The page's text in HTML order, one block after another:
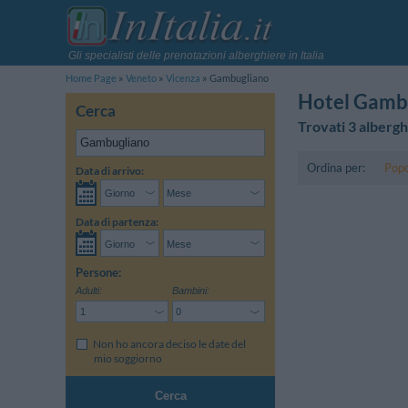
Gli specialisti delle prenotazioni alberghiere in Italia
Home Page
Veneto Vicenza Gambugliano
Cerca
Data di arrivo:
Data di partenza:
Persone:
Adulti: Bambini:
Non ho ancora deciso le date del
mio soggiorno
Cerca
Hotel
Trovati 3
Ordina per: